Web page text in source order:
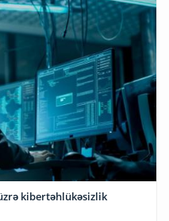
kibertəhlükəsizlik